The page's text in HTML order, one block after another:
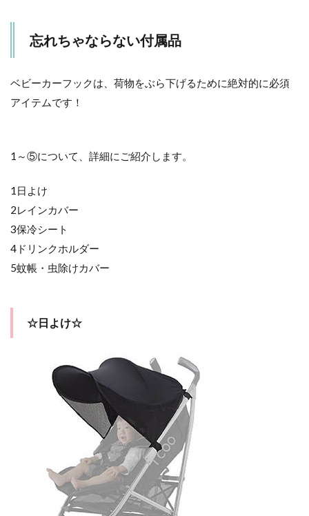
忘れちゃならない付属品
ベビーカーフックは、荷物をぶら下げるために絶対的に必須
アイテムです！
1～⑤について、詳細にご紹介します。
1日よけ
2レインカバー
3保冷シート
4ドリンクホルダー
5蚊帳・虫除けカバー
☆日よけ☆